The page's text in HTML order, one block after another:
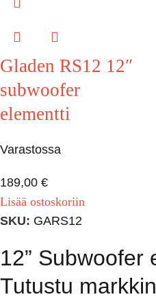
Gladen RS12 12″
subwoofer
elementti
Varastossa
189,00 €
Lisää ostoskoriin
SKU: GARS12
12” Subwoofer
Tutustu